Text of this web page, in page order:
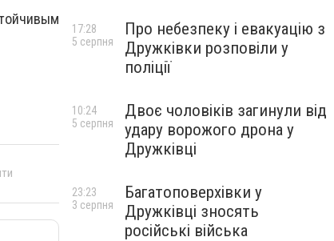
Про небезпеку і евакуацію з
Дружківки розповіли у
поліції
17:28
5 серпня
Двоє чоловіків загинули від
удару ворожого дрона у
Дружківці
10:24
5 серпня
Багатоповерхівки у
Дружківці зносять
російські війська
23:23
3 серпня